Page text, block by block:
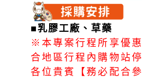
■乳膠工廠 、 草藥
※本專案行程所享優
合地區行程內購物站
各位貴賓【務必配合